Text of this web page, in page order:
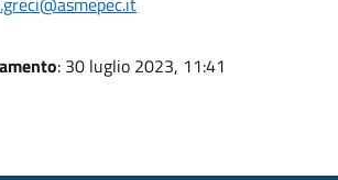
: 30 luglio 2023, 11:41